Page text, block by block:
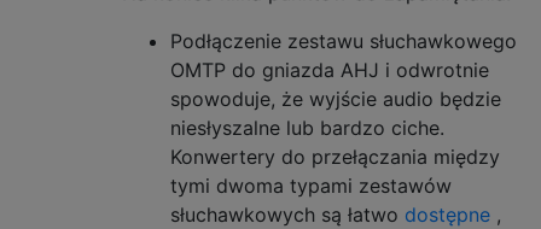
Podłączenie zestawu słuchawkowego
OMTP do gniazda AHJ i odwrotnie
spowoduje, że wyjście audio będzie
niesłyszalne lub bardzo ciche.
Konwertery do przełączania między
tymi dwoma typami zestawów
słuchawkowych są łatwo dostępne ,